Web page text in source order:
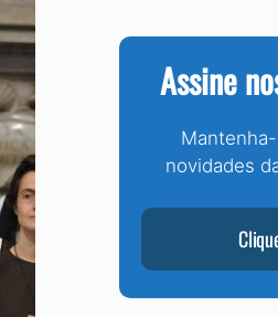
Assine
novidades